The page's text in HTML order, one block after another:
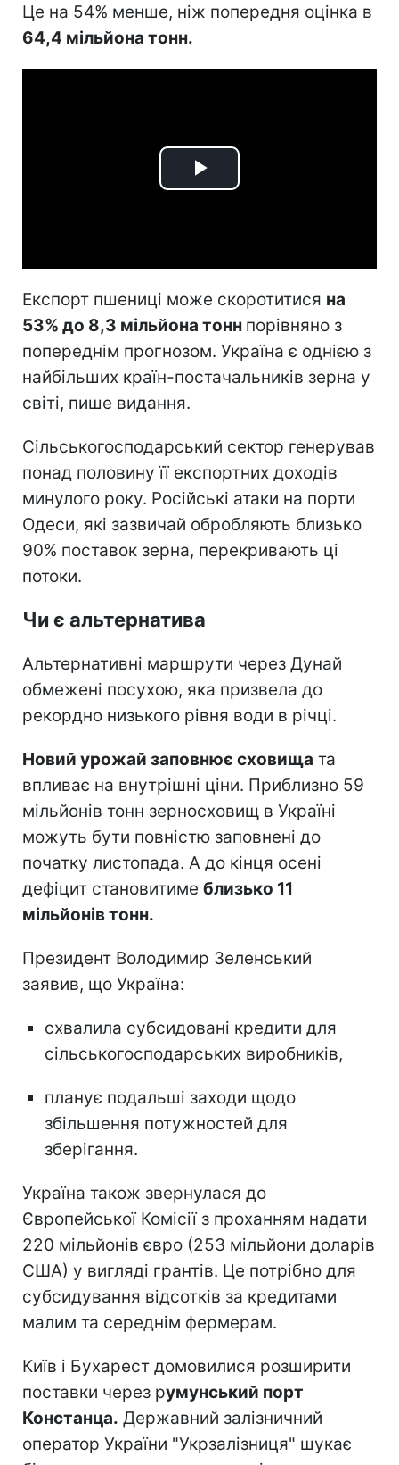
Це на 54% менше, ніж попередня оцінка в
64,4 мільйона тонн.
Play
Експорт пшениці може скоротитися на
53% до 8,3 мільйона тонн порівняно з
попереднім прогнозом. Україна є однією з
найбільших країн-постачальників зерна у
світі, пише видання.
Сільськогосподарський сектор генерував
понад половину її експортних доходів
минулого року. Російські атаки на порти
Одеси, які зазвичай обробляють близько
90% поставок зерна, перекривають ці
потоки.
Чи є альтернатива
Альтернативні маршрути через Дунай
обмежені посухою, яка призвела до
рекордно низького рівня води в річці.
Новий урожай заповнює сховища та
впливає на внутрішні ціни. Приблизно 59
мільйонів тонн зерносховищ в Україні
можуть бути повністю заповнені до
початку листопада. А до кінця осені
дефіцит становитиме близько 11
мільйонів тонн.
Президент Володимир Зеленський
заявив, що Україна:
схвалила субсидовані кредити для
сільськогосподарських виробників,
планує подальші заходи щодо
збільшення потужностей для
зберігання.
Україна також звернулася до
Європейської Комісії з проханням надати
220 мільйонів євро (253 мільйони доларів
США) у вигляді грантів. Це потрібно для
субсидування відсотків за кредитами
малим та середнім фермерам.
Київ і Бухарест домовилися розширити
поставки через румунський порт
Констанца. Державний залізничний
оператор України "Укрзалізниця" шукає